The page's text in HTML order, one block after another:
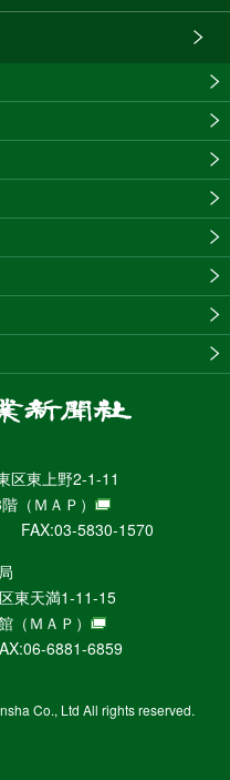
区東上野2-1-11
（ＭＡＰ）
FAX:03-5830-1570
東天満1-11-15
（ＭＡＰ）
6881-6859
Co., Ltd All rights reserved.